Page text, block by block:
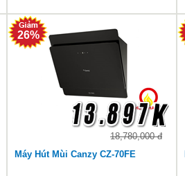
26%
18,780,000 đ
Máy Hút Mùi Canzy CZ-70FE